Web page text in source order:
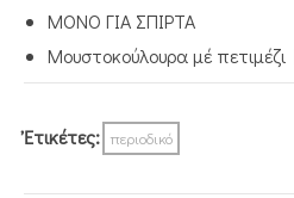
ΜΟΝΟ ΓΙΑ ΣΠΙΡΤΑ
Μουστοκούλουρα μέ
Ἐτικέτες: περιοδικό